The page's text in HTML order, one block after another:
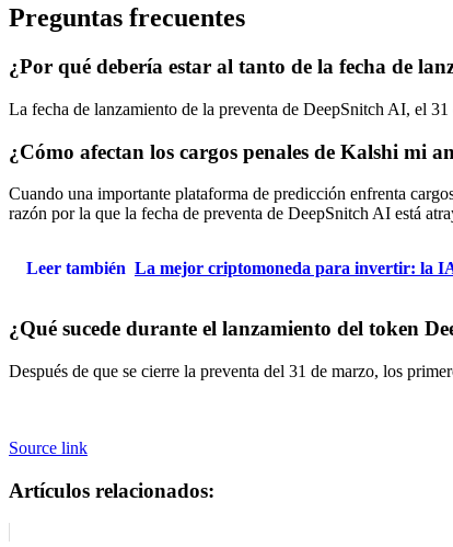
Preguntas frecuentes
¿Por qué debería estar al tanto de la fecha de
La fecha de lanzamiento de la preventa de DeepSnitch AI, el
¿Cómo afectan los cargos penales de Kalshi mi
Cuando una importante plataforma de predicción enfrenta
razón por la que la fecha de preventa de DeepSnitch AI está
Leer también La mejor criptomoneda para invertir: la IA
¿Qué sucede durante el lanzamiento del token
Después de que se cierre la preventa del 31 de marzo, los
Source link
Artículos relacionados: